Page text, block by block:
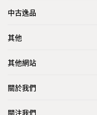
中古逸品
其他
其他網站
關於我們
關注我們